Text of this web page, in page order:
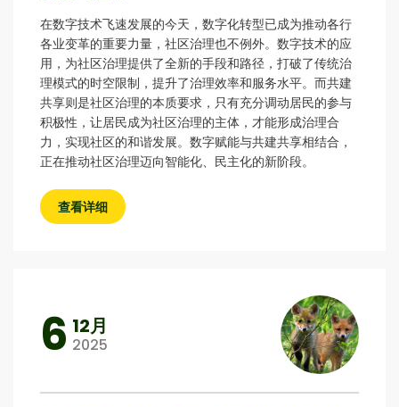
在数字技术飞速发展的今天，数字化转型已成为推动各行
各业变革的重要力量，社区治理也不例外。数字技术的应
用，为社区治理提供了全新的手段和路径，打破了传统治
理模式的时空限制，提升了治理效率和服务水平。而共建
共享则是社区治理的本质要求，只有充分调动居民的参与
积极性，让居民成为社区治理的主体，才能形成治理合
力，实现社区的和谐发展。数字赋能与共建共享相结合，
正在推动社区治理迈向智能化、民主化的新阶段。
查看详细
6 12月
2025